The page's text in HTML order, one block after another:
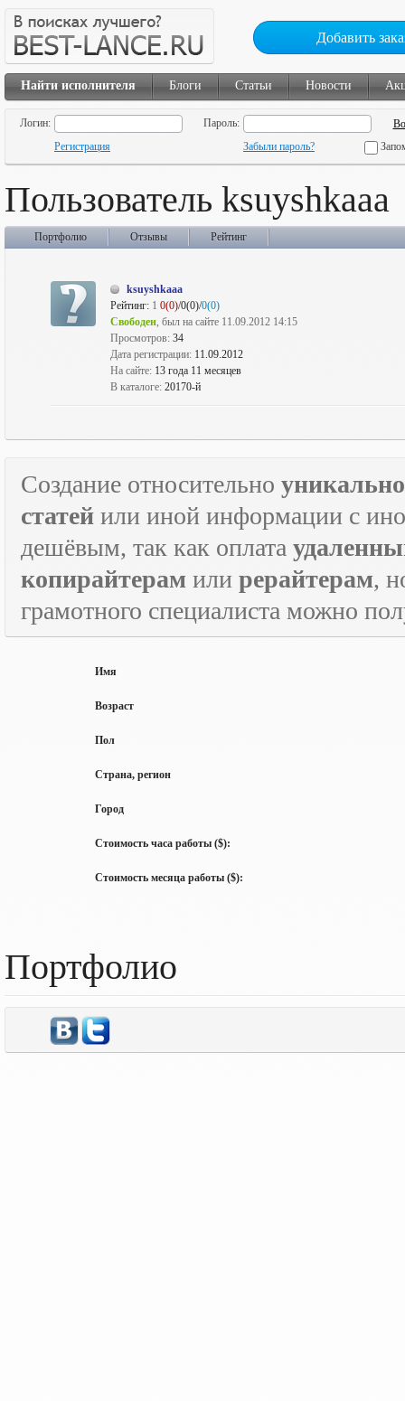
Добавить
Найти исполнителя Блоги Статьи Новости
Логин:
Пароль:
Регистрация
Забыли пароль?
Пользователь ksuyshkaaa
Портфолио Отзывы Рейтинг
ksuyshkaaa
Рейтинг: 1 0(0)/0(0)/0(0)
Свободен, был на сайте 11.09.2012 14:15
Просмотров: 34
Дата регистрации: 11.09.2012
На сайте: 13 года 11 месяцев
В каталоге: 20170-й
Создание относительно
статей или иной информации с
дешёвым, так как оплата
копирайтерам или рерайтерам,
грамотного специалиста можно
Имя
Возраст
Пол
Страна, регион
Город
Стоимость часа работы ($):
Стоимость месяца работы ($):
Портфолио